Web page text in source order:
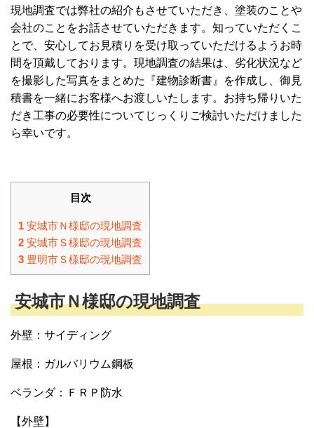
現地調査では弊社の紹介もさせていただき、塗装のことや
会社のことをお話させていただきます。知っていただくこ
とで、安心してお見積りを受け取っていただけるようお時
間を頂戴しております。現地調査の結果は、劣化状況など
を撮影した写真をまとめた『建物診断書』を作成し、御見
積書を一緒にお客様へお渡しいたします。お持ち帰りいた
だき工事の必要性についてじっくりご検討いただけました
ら幸いです。
目次
1 安城市Ｎ様邸の現地調査
2 安城市Ｓ様邸の現地調査
3 豊明市Ｓ様邸の現地調査
安城市Ｎ様邸の現地調査
外壁：サイディング
屋根：ガルバリウム鋼板
ベランダ：ＦＲＰ防水
【外壁】